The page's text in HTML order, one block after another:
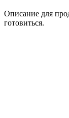
Описание для
готовиться.